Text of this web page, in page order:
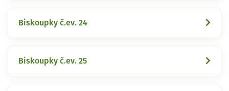
Biskoupky č.ev. 24
Biskoupky č.ev. 25